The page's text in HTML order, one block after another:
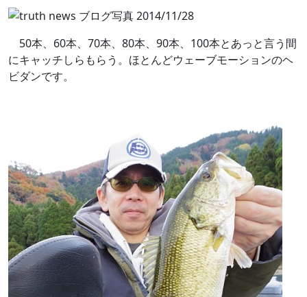
50本、60本、70本、80本、90本、100本とあっと言う間
にキャッチしらもらう。ほとんどウェーブモーションのヘ
ビダンです。